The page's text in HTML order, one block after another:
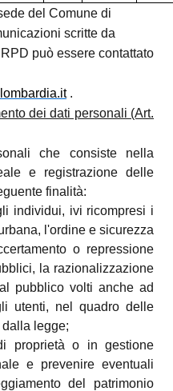
del Comune di
scritte da
può essere contattato
.
dei dati personali (Art.
che consiste nella
e registrazione delle
finalità:
individui, ivi ricompresi i
l'ordine e sicurezza
o repressione
la razionalizzazione
pubblico volti anche ad
utenti, nel quadro delle
legge;
proprietà o in gestione
e prevenire eventuali
del patrimonio